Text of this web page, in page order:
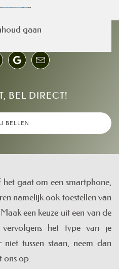
gaan
BEL DIRECT!
BELLEN
gaat om een smartphone,
namelijk ook toestellen van
een keuze uit een van de
vervolgens het type van je
tussen staan, neem dan
ons op.